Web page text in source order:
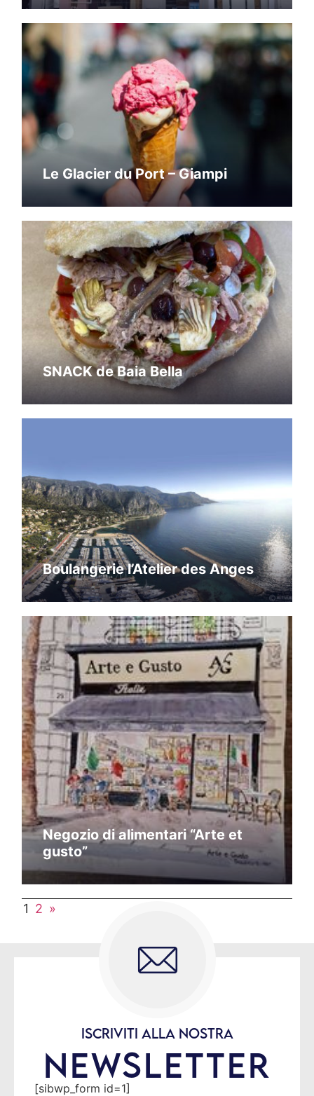
Le Glacier du Port – Giampi
SNACK de Baia Bella
Boulangerie l’Atelier des Anges
Negozio di alimentari “Arte et
gusto”
1 2 »
ISCRIVITI ALLA NOSTRA
NEWSLETTER
[sibwp_form id=1]